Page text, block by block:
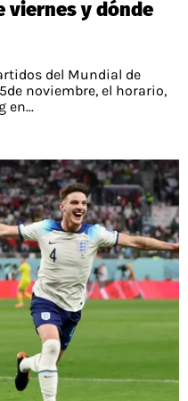
SELECCIÓN CHILENA
COLO COLO
UNIVERSIDAD DE CHILE
UNIVERSIDAD CATÓLICA
viernes y dónde
del Mundial de
noviembre, el horario,
en...